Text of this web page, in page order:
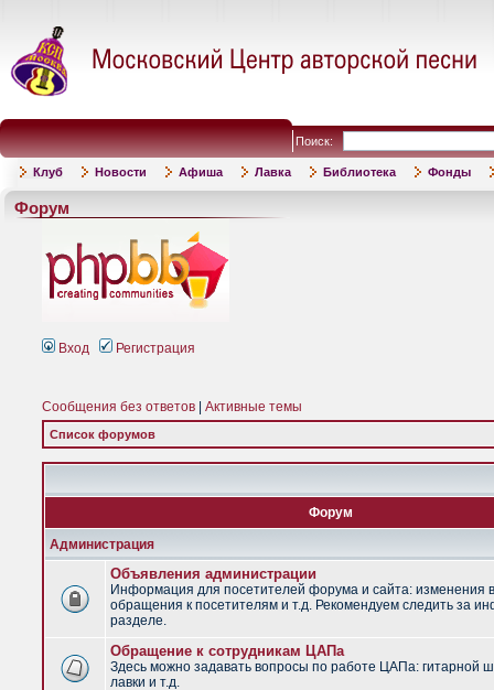
Поиск:
Клуб Новости Афиша Лавка Библиотека Фонды
Форум
Вход Регистрация
Сообщения без ответов Активные темы
Список форумов
Форум
Администрация
Объявления администрации
Информация для посетителей форума и сайта: изменения
обращения к посетителям и т.д. Рекомендуем следить за
разделе.
Обращение к сотрудникам ЦАПа
Здесь можно задавать вопросы по работе ЦАПа: гитарной
лавки и т.д.